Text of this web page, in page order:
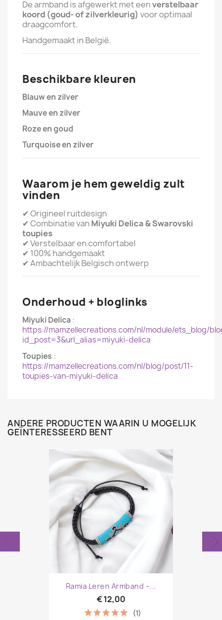
De armband is afgewerkt met eenverstelbaar
koord (goud- of zilverkleurig) voor optimaal
draagcomfort.
Handgemaakt in België.
Beschikbare kleuren
Blauw en zilver
Mauve en zilver
Roze en goud
Turquoise en zilver
Waarom je hem geweldig zult
vinden
✔ Origineel ruitdesign
✔ Combinatie van Miyuki Delica & Swarovski
toupies
✔ Verstelbaar en comfortabel
✔ 100% handgemaakt
✔ Ambachtelijk Belgisch ontwerp
Onderhoud + bloglinks
Miyuki Delica :
https://mamzellecreations.com/nl/module/ets_blog/
id_post=3&url_alias=miyuki-delica
Toupies :
https://mamzellecreations.com/nl/blog/post/11-
toupies-van-miyuki-delica
ANDERE PRODUCTEN WAARIN U MOGELIJK
GEÏNTERESSEERD BENT
Ramia Leren Armband –...
€ 12,00
(1)